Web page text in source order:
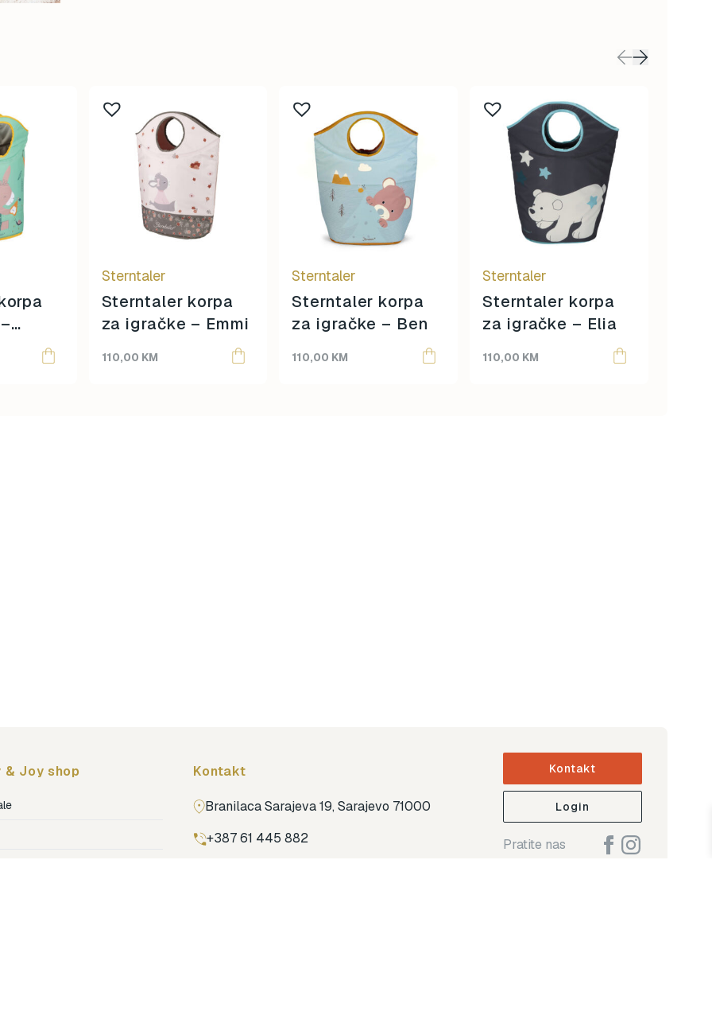
Sterntaler
Sterntaler korpa
za igračke – Emmi
110,00 KM
Sterntaler
Sterntaler korpa
za igračke – Ben
110,00 KM
Sterntaler
Sterntaler korpa
za igračke – Elia
110,00 KM
& Joy shop Kontakt
Branilaca Sarajeva 19, Sarajevo 71000
+387 61 445 882
Kontakt
Login
Pratite nas